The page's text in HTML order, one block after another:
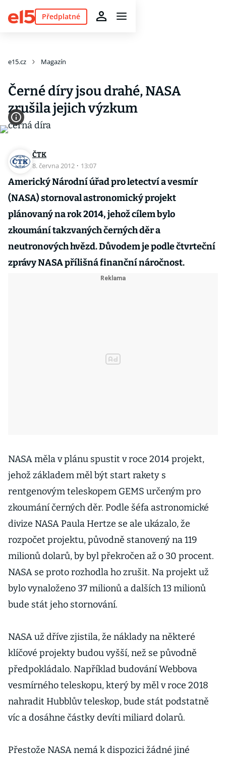
Předplatné
e15.cz Magazín
Černé díry jsou drahé, NASA
zrušila jejich výzkum
ČTK
8. června 2012 · 13:07
Americký Národní úřad pro letectví a vesmír
(NASA) stornoval astronomický projekt
plánovaný na rok 2014, jehož cílem bylo
zkoumání takzvaných černých děr a
neutronových hvězd. Důvodem je podle čtvrteční
zprávy NASA přílišná finanční náročnost.
NASA měla v plánu spustit v roce 2014 projekt,
jehož základem měl být start rakety s
rentgenovým teleskopem GEMS určeným pro
zkoumání černých děr. Podle šéfa astronomické
divize NASA Paula Hertze se ale ukázalo, že
rozpočet projektu, původně stanovený na 119
milionů dolarů, by byl překročen až o 30 procent.
NASA se proto rozhodla ho zrušit. Na projekt už
bylo vynaloženo 37 milionů a dalších 13 milionů
bude stát jeho stornování.
NASA už dříve zjistila, že náklady na některé
klíčové projekty budou vyšší, než se původně
předpokládalo. Například budování Webbova
vesmírného teleskopu, který by měl v roce 2018
nahradit Hubblův teleskop, bude stát podstatně
víc a dosáhne částky devíti miliard dolarů.
Přestože NASA nemá k dispozici žádné jiné